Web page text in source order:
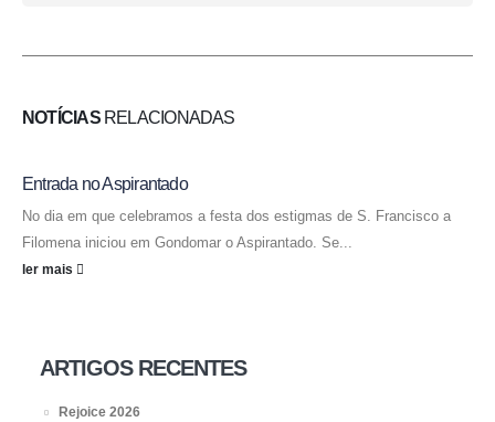
NOTÍCIASRELACIONADAS
Entrada no Aspirantado
No dia em que celebramos a festa dos estigmas de S. Francisco a
Filomena iniciou em Gondomar o Aspirantado. Se...
ler mais
ARTIGOS RECENTES
Rejoice 2026